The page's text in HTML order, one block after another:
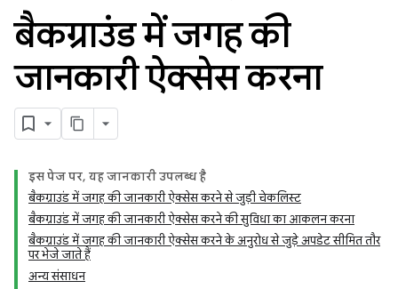
बैकग्राउंड में जगह की
जानकारी ऐक्सेस करना
इस पेज पर, यह जानकारी उपलब्ध है
बैकग्राउंड में जगह की जानकारी ऐक्सेस करने से जुड़ी चेकलिस्ट
बैकग्राउंड में जगह की जानकारी ऐक्सेस करने की सुविधा का आकलन करना
बैकग्राउंड में जगह की जानकारी ऐक्सेस करने के अनुरोध से जुड़े अपडेट सीमित तौर
पर भेजे जाते हैं
अन्य संसाधन